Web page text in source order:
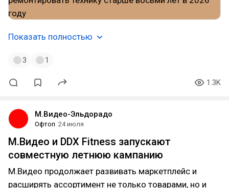
Показать полностью
3 1
1.3K
М.Видео-Эльдорадо
Офтоп 24 июля
М.Видео и DDX Fitness запускают
совместную летнюю кампанию
М.Видео продолжает развивать маркетплейс и
расширять ассортимент не только товарами, но и